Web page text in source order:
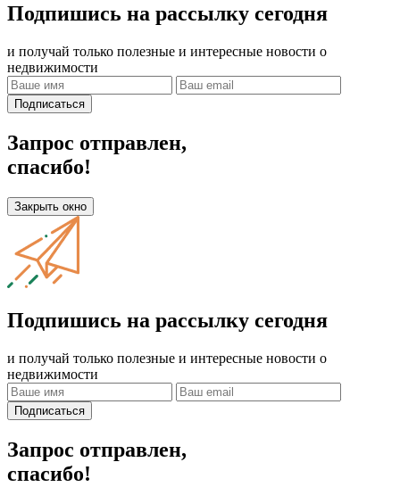
Подпишись на рассылку сегодня
и получай только полезные и интересные новости о
недвижимости
Подписаться
Запрос отправлен,
спасибо!
Закрыть окно
Подпишись на рассылку сегодня
и получай только полезные и интересные новости о
недвижимости
Подписаться
Запрос отправлен,
спасибо!